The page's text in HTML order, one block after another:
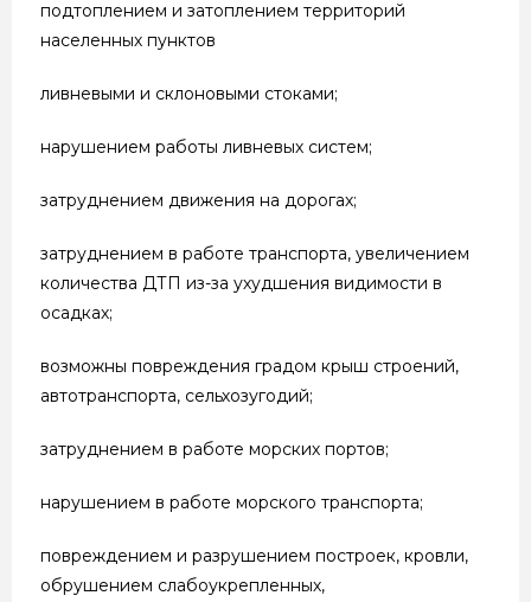
подтоплением и затоплением территорий
населенных пунктов
ливневыми и склоновыми стоками;
нарушением работы ливневых систем;
затруднением движения на дорогах;
затруднением в работе транспорта, увеличением
количества ДТП из-за ухудшения видимости в
осадках;
возможны повреждения градом крыш строений,
автотранспорта, сельхозугодий;
затруднением в работе морских портов;
нарушением в работе морского транспорта;
повреждением и разрушением построек, кровли,
обрушением слабоукрепленных,